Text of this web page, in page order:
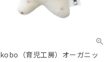
（育児工房）オーガニッ